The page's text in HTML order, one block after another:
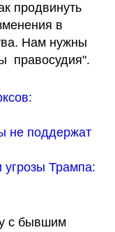
продвинуть
в
Нам нужны
правосудия".
не поддержат
Трампа:
с бывшим